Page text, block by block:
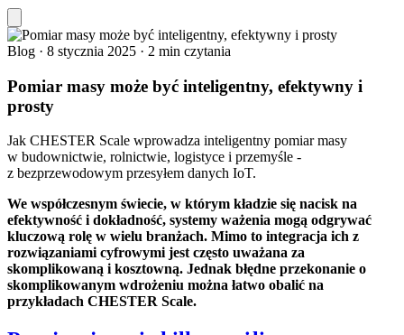
Blog · 8 stycznia 2025 · 2 min czytania
Pomiar masy może być inteligentny, efektywny i
prosty
Jak CHESTER Scale wprowadza inteligentny pomiar masy
w budownictwie, rolnictwie, logistyce i przemyśle -
z bezprzewodowym przesyłem danych IoT.
We współczesnym świecie, w którym kładzie się nacisk na
efektywność i dokładność, systemy ważenia mogą odgrywać
kluczową rolę w wielu branżach. Mimo to integracja ich z
rozwiązaniami cyfrowymi jest często uważana za
skomplikowaną i kosztowną. Jednak błędne przekonanie o
skomplikowanym wdrożeniu można łatwo obalić na
przykładach CHESTER Scale.